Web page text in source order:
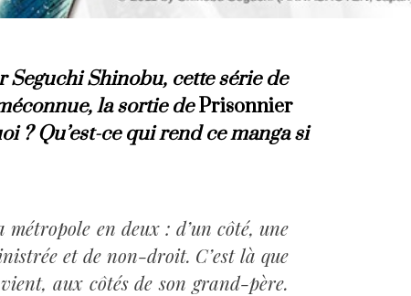
Shinobu, cette série de
la sortie dePrisonnier
? Qu’est-ce qui rend ce manga si
métropole en deux : d’un côté, une
et de non-droit. C’est là que
aux côtés de son grand-père.